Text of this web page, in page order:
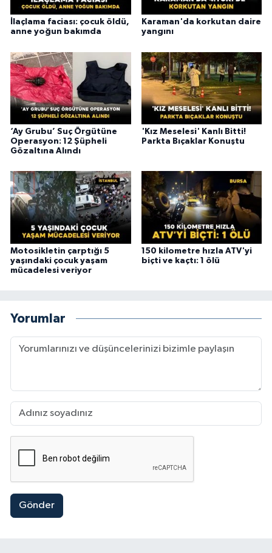
İlaçlama faciası: çocuk öldü,
anne yoğun bakımda
Karaman'da korkutan daire
yangını
‘Ay Grubu’ Suç Örgütüne
Operasyon: 12 Şüpheli
Gözaltına Alındı
'Kız Meselesi' Kanlı Bitti!
Parkta Bıçaklar Konuştu
Motosikletin çarptığı 5
yaşındaki çocuk yaşam
mücadelesi veriyor
150 kilometre hızla ATV'yi
biçti ve kaçtı: 1 ölü
Yorumlar
Gönder